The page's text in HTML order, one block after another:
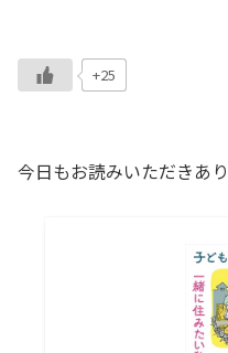
+25
今日もお読みいただきあ